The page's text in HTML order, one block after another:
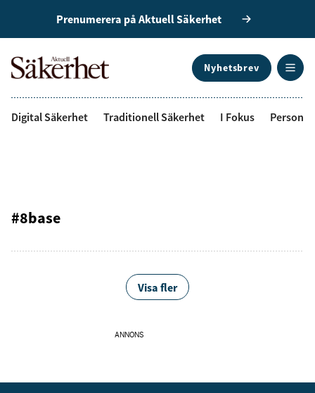
Prenumerera på Aktuell Säkerhet
Nyhetsbrev
Digital Säkerhet Traditionell Säkerhet I Fokus
#8base
Visa fler
ANNONS